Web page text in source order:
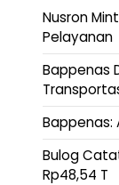
Nusron
Pelayanan
Bappenas
Bappenas:
Bulog
Rp48,54 T